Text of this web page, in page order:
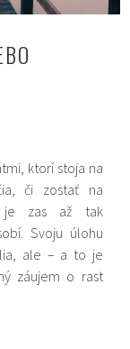
ktorí stoja na
či zostať na
je zas až tak
Svoju úlohu
ale – a to je
záujem o rast